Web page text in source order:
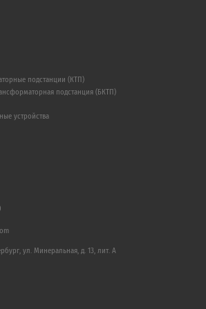
подстанции (КТП)
подстанция (БКТП)
устройства
ул. Минеральная, д. 13, лит. А